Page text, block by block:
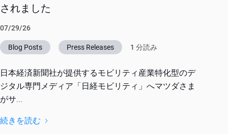
されました
07/29/26
Blog Posts Press Releases 1 分読み
日本経済新聞社が提供するモビリティ産業特化型のデ
ジタル専門メディア「日経モビリティ」へマツダさま
がサ...
続きを読む